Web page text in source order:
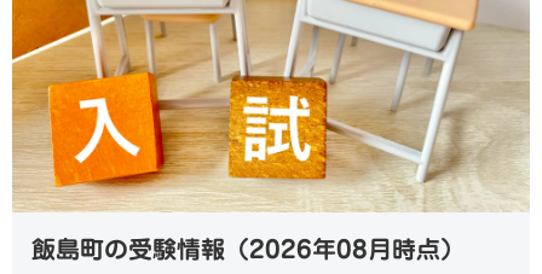
飯島町の受験情報（2026年08月時点）